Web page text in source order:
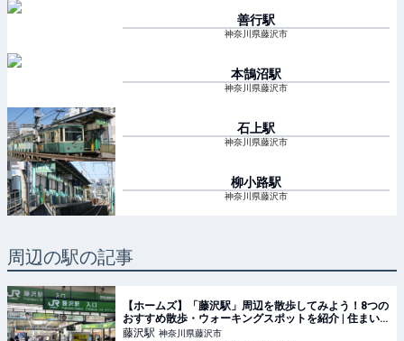
善行駅
神奈川県藤沢市
本鵠沼駅
神奈川県藤沢市
石上駅
神奈川県藤沢市
柳小路駅
神奈川県藤沢市
周辺の駅の記事
【ホームズ】「藤沢駅」周辺を散歩してみよう！8つの
おすすめ散歩・ウォーキングスポットを紹介 | 住まい
のお役立ち情報
藤沢駅 神奈川県藤沢市